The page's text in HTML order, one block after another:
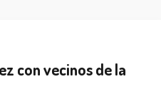
con vecinos de la